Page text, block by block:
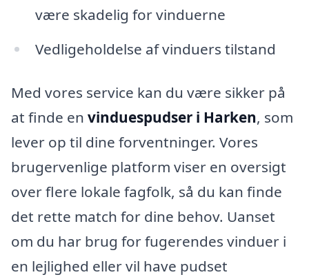
være skadelig for vinduerne
Vedligeholdelse af vinduers tilstand
Med vores service kan du være sikker på
at finde en vinduespudser i Harken, som
lever op til dine forventninger. Vores
brugervenlige platform viser en oversigt
over flere lokale fagfolk, så du kan finde
det rette match for dine behov. Uanset
om du har brug for fugerendes vinduer i
en lejlighed eller vil have pudset